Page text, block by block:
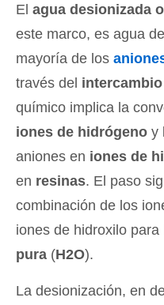
El agua desionizada
este marco, es agua
mayoría de los
través del
químico implica la
iones de hidrógeno y
aniones en iones de
en resinas. El paso
combinación de los
iones de hidroxilo
pura (H2O).
La desionización, en